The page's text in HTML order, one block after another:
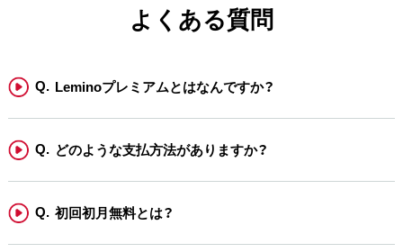
よくある質問
Leminoプレミアムとはなんですか？
どのような支払方法がありますか？
初回初月無料とは？